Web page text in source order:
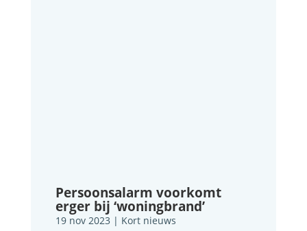
Persoonsalarm voorkomt
erger bij ‘woningbrand’
19 nov 2023 | Kort nieuws